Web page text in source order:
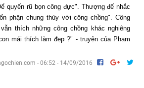
quyến rũ bọn công đực". Thượng đế nhắc
phận chung thủy với công chồng". Công
thích những công chồng khác nghiêng
mái thích làm đẹp ?" - truyện của Phạm
- 06:52 - 14/09/2016